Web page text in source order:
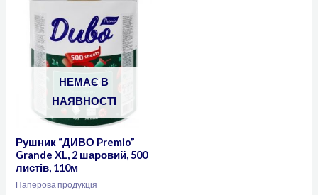
НЕМАЄ В
НАЯВНОСТІ
Рушник “ДИВО Premio”
Grande XL, 2 шаровий, 500
листів, 110м
Паперова продукція